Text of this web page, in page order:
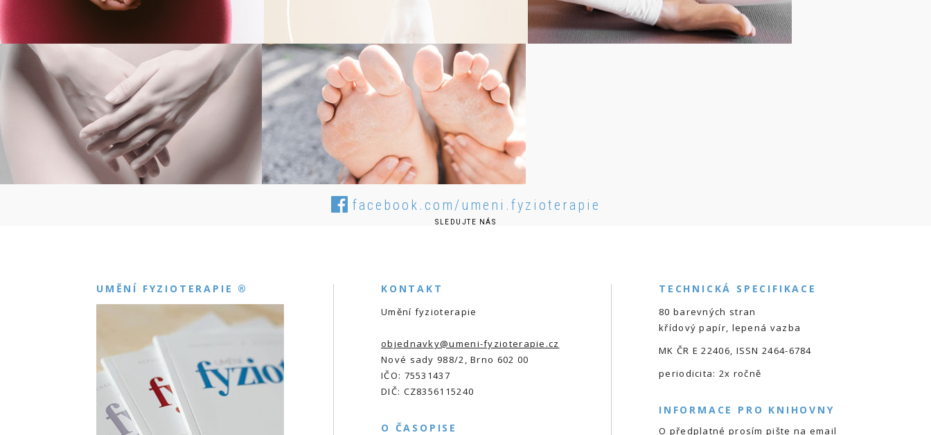
facebook.com/umeni.fyzioterapie
SLEDUJTE NÁS
UMĚNÍ FYZIOTERAPIE ® KONTAKT
Umění fyzioterapie
objednavky@umeni-fyzioterapie.cz
Nové sady 988/2, Brno 602 00
IČO: 75531437
DIČ: CZ8356115240
O ČASOPISE
TECHNICKÁ SPECIFIKACE
80 barevných stran
křídový papír, lepená vazba
MK ČR E 22406, ISSN 2464-6784
periodicita: 2x ročně
INFORMACE PRO KNIHOVNY
O předplatné prosím pište na email